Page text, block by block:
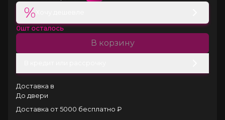
%
0шт осталось
В корзину
Доставка в
До двери
Доставка от 5000 бесплатно ₽